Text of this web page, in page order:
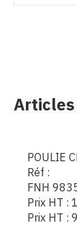
Articles
POULIE
Réf :
FNH
Prix HT :
Prix HT :